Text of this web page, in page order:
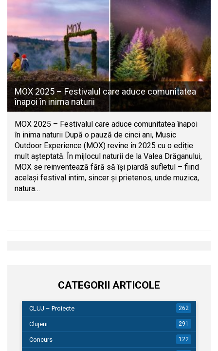
MOX 2025 – Festivalul care aduce comunitatea
înapoi în inima naturii
MOX 2025 – Festivalul care aduce comunitatea înapoi
în inima naturii După o pauză de cinci ani, Music
Outdoor Experience (MOX) revine în 2025 cu o ediție
mult așteptată. În mijlocul naturii de la Valea Drăganului,
MOX se reinventează fără să își piardă sufletul – fiind
același festival intim, sincer și prietenos, unde muzica,
natura…
CATEGORII ARTICOLE
CLUJ – Proiecte 262
Clujeni 291
Concurs 122